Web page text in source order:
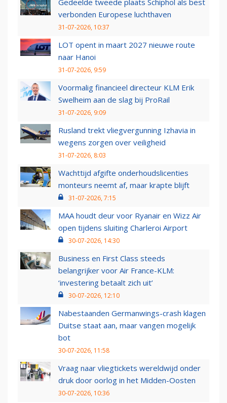
Gedeelde tweede plaats Schiphol als best
verbonden Europese luchthaven
31-07-2026, 10:37
LOT opent in maart 2027 nieuwe route
naar Hanoi
31-07-2026, 9:59
Voormalig financieel directeur KLM Erik
Swelheim aan de slag bij ProRail
31-07-2026, 9:09
Rusland trekt vliegvergunning Izhavia in
wegens zorgen over veiligheid
31-07-2026, 8:03
Wachttijd afgifte onderhoudslicenties
monteurs neemt af, maar krapte blijft
31-07-2026, 7:15
MAA houdt deur voor Ryanair en Wizz Air
open tijdens sluiting Charleroi Airport
30-07-2026, 14:30
Business en First Class steeds
belangrijker voor Air France-KLM:
‘investering betaalt zich uit’
30-07-2026, 12:10
Nabestaanden Germanwings-crash klagen
Duitse staat aan, maar vangen mogelijk
bot
30-07-2026, 11:58
Vraag naar vliegtickets wereldwijd onder
druk door oorlog in het Midden-Oosten
30-07-2026, 10:36